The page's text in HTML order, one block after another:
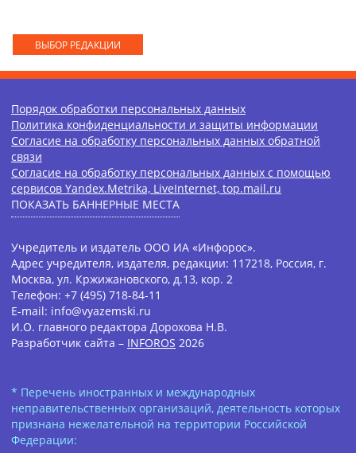
ВЫБОР РЕДАКЦИИ
Порядок обработки персональных данных
Политика конфиденциальности и защиты информации
Согласие на обработку персональных данных обратной
связи
Согласие на обработку персональных данных с помощью
сервисов Yandex.Metrika, LiveInternet, top.mail.ru
ПОКАЗАТЬ БАННЕРНЫЕ МЕСТА
Учредитель и издатель ООО ИА «Инфорос».
Адрес учредителя, издателя, редакции: 117218, Россия, г.
Москва, ул. Кржижановского, д.13, кор. 2
Телефон: +7 (495) 718-84-11
E-mail: info@vyazemski.ru
И.О. главного редактора Дорохова Н.В.
Разработчик сайта – INFOROS 2026
* Перечень иностранных и международных
неправительственных организаций, деятельность которых
признана нежелательной на территории Российской
Федерации: